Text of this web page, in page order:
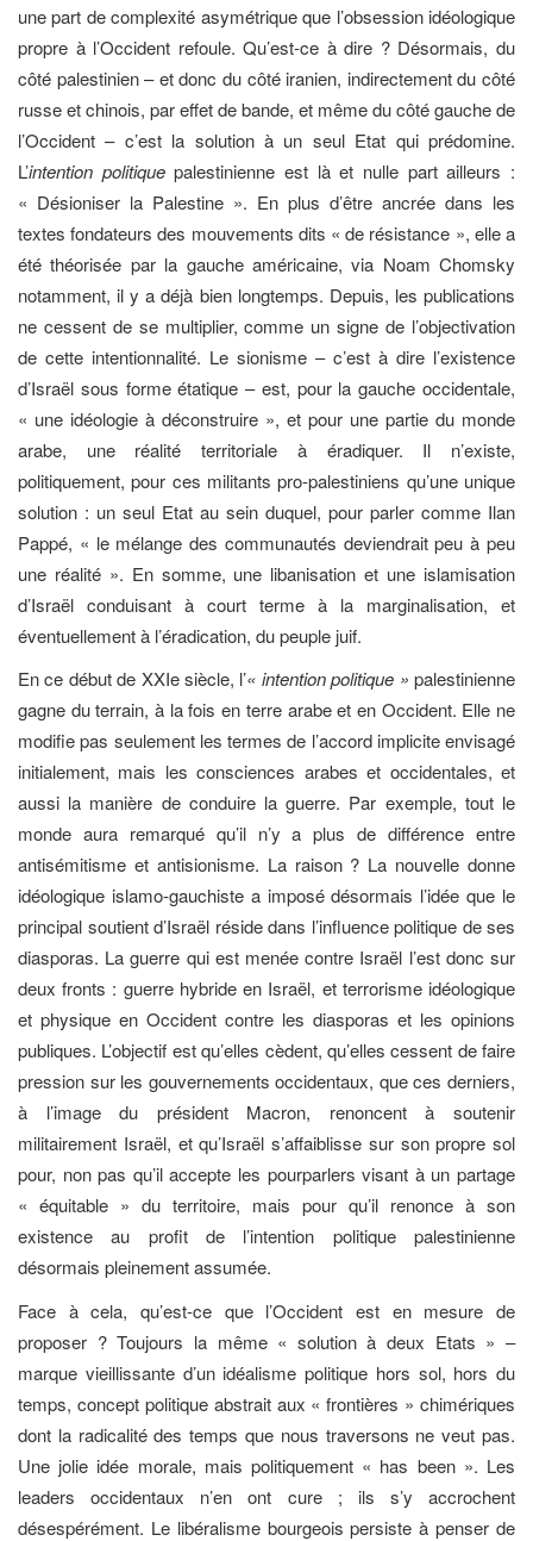
une part de complexité asymétrique que l’obsession idéologique
propre à l’Occident refoule. Qu’est-ce à dire ? Désormais, du
côté palestinien – et donc du côté iranien, indirectement du côté
russe et chinois, par effet de bande, et même du côté gauche de
l’Occident – c’est la solution à un seul Etat qui prédomine.
L’intention politiquepalestinienne est là et nulle part ailleurs :
« Désioniser la Palestine ». En plus d’être ancrée dans les
textes fondateurs des mouvements dits « de résistance », elle a
été théorisée par la gauche américaine, via Noam Chomsky
notamment, il y a déjà bien longtemps. Depuis, les publications
ne cessent de se multiplier, comme un signe de l’objectivation
de cette intentionnalité. Le sionisme – c’est à dire l’existence
d’Israël sous forme étatique – est, pour la gauche occidentale,
« une idéologie à déconstruire », et pour une partie du monde
arabe, une réalité territoriale à éradiquer. Il n’existe,
politiquement, pour ces militants pro-palestiniens qu’une unique
solution : un seul Etat au sein duquel, pour parler comme Ilan
Pappé, « le mélange des communautés deviendrait peu à peu
une réalité ». En somme, une libanisation et une islamisation
d’Israël conduisant à court terme à la marginalisation, et
éventuellement à l’éradication, du peuple juif.
En ce début de XXIe siècle, l’« intention politique » palestinienne
gagne du terrain, à la fois en terre arabe et en Occident. Elle ne
modifie pas seulement les termes de l’accord implicite envisagé
initialement, mais les consciences arabes et occidentales, et
aussi la manière de conduire la guerre. Par exemple, tout le
monde aura remarqué qu’il n’y a plus de différence entre
antisémitisme et antisionisme. La raison ? La nouvelle donne
idéologique islamo-gauchiste a imposé désormais l’idée que le
principal soutient d’Israël réside dans l’influence politique de ses
diasporas. La guerre qui est menée contre Israël l’est donc sur
deux fronts : guerre hybride en Israël, et terrorisme idéologique
et physique en Occident contre les diasporas et les opinions
publiques. L’objectif est qu’elles cèdent, qu’elles cessent de faire
pression sur les gouvernements occidentaux, que ces derniers,
à l’image du président Macron, renoncent à soutenir
militairement Israël, et qu’Israël s’affaiblisse sur son propre sol
pour, non pas qu’il accepte les pourparlers visant à un partage
« équitable » du territoire, mais pour qu’il renonce à son
existence au profit de l’intention politique palestinienne
désormais pleinement assumée.
Face à cela, qu’est-ce que l’Occident est en mesure de
proposer ? Toujours la même « solution à deux Etats » –
marque vieillissante d’un idéalisme politique hors sol, hors du
temps, concept politique abstrait aux « frontières » chimériques
dont la radicalité des temps que nous traversons ne veut pas.
Une jolie idée morale, mais politiquement « has been ». Les
leaders occidentaux n’en ont cure ; ils s’y accrochent
désespérément. Le libéralisme bourgeois persiste à penser de